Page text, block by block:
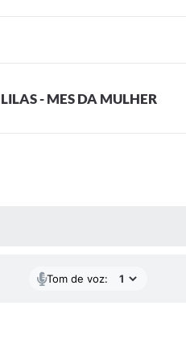
- MES DA MULHER
Tom de voz: